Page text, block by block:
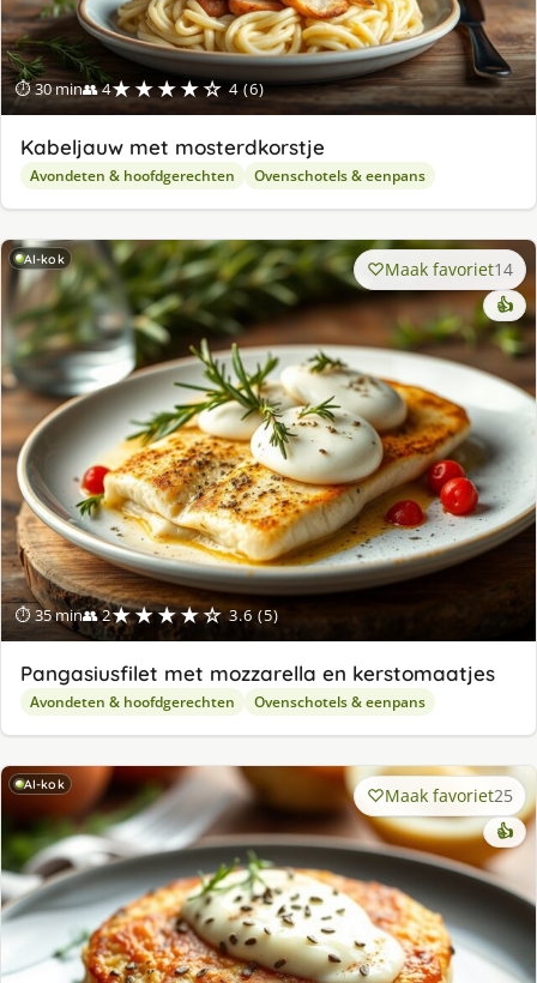
⏱ 30 min👥 4★★★★☆ 4 (6)
Kabeljauw met mosterdkorstje
Avondeten & hoofdgerechten Ovenschotels & eenpans
AI-kok
⏱ 35 min👥 2★★★★☆ 3.6 (5)
Maak favoriet14
👍
Pangasiusfilet met mozzarella en kerstomaatjes
Avondeten & hoofdgerechten Ovenschotels & eenpans
AI-kok Maak favoriet25
👍